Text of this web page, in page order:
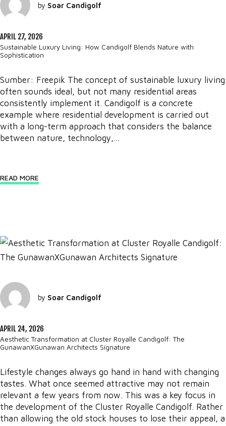
by Soar Candigolf
APRIL 27, 2026
Sustainable Luxury Living: How Candigolf Blends Nature with
Sophistication
Sumber: Freepik The concept of sustainable luxury living
often sounds ideal, but not many residential areas
consistently implement it. Candigolf is a concrete
example where residential development is carried out
with a long-term approach that considers the balance
between nature, technology,...
READ MORE
by Soar Candigolf
APRIL 24, 2026
Aesthetic Transformation at Cluster Royalle Candigolf: The
GunawanXGunawan Architects Signature
Lifestyle changes always go hand in hand with changing
tastes. What once seemed attractive may not remain
relevant a few years from now. This was a key focus in
the development of the Cluster Royalle Candigolf. Rather
than allowing the old stock houses to lose their appeal, a